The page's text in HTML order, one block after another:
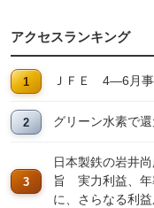
アクセスランキング
ＪＦＥ 4―6月事
グリーン水素で
日本製鉄の岩井
旨 実力利益、
に、さらなる利